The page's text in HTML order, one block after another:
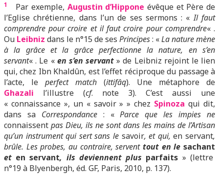
1 Par exemple, Augustin d’Hippone évêque et Père de
l’Eglise chrétienne, dans l’un de ses sermons : «Il faut
comprendre pour croire et il faut croire pour comprendre« .
Ou Leibniz dans le n°15 de ses Principes: «La nature mène
à la grâce et la grâce perfectionne la nature, en s’en
servant« . Le « en s’en servant » de Leibniz rejoint le lien
qui, chez Ibn Khaldûn, est l’effet réciproque du passage à
l’acte, le perfect match (ittifâq). Une métaphore de
Ghazali l’illustre (cf. note 3). C’est aussi une
« connaissance », un « savoir » » chez Spinoza qui dit,
dans sa Correspondance: «Parce que les impies ne
connaissent pas Dieu, ils ne sont dans les mains de l’Artisan
qu’un instrument qui sert sans le savoir, et qui,en servant,
brûle. Les probes, au contraire, serventtout en lesachant
et en servant, ils deviennent plus parfaits » (lettre
n°19 à Blyenbergh, éd. GF, Paris, 2010, p. 137).